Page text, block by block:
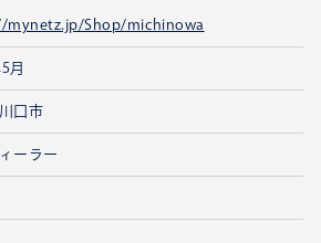
mynetz.jp/Shop/michinowa
月
口市
ーラー